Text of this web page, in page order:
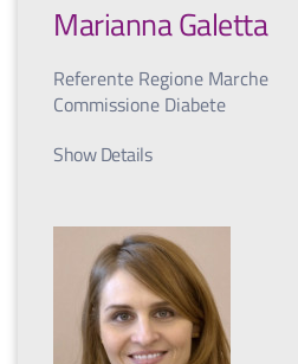
Marianna Galetta
Referente Regione Marche
Commissione Diabete
Show Details